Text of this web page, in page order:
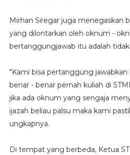
Mirhan Siregar juga menegaskan
yang dilontarkan oleh oknum -
bertanggungjawab itu adalah tidak
"Kami bisa pertanggung
benar - benar pernah kuliah di
jika ada oknum yang sengaja
ijazah beliau palsu maka kami
ungkapnya.
Di tempat yang berbeda, Ketua